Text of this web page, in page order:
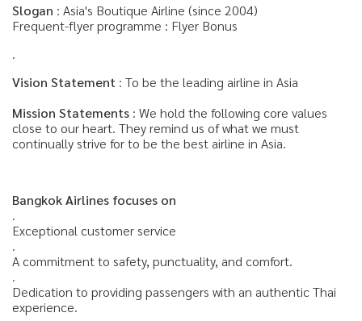
Slogan : Asia's Boutique Airline (since 2004)
Frequent-flyer programme : Flyer Bonus
.
Vision Statement : To be the leading airline in Asia
Mission Statements : We hold the following core values
close to our heart. They remind us of what we must
continually strive for to be the best airline in Asia.
Bangkok Airlines focuses on
.
Exceptional customer service
.
A commitment to safety, punctuality, and comfort.
.
Dedication to providing passengers with an authentic Thai
experience.